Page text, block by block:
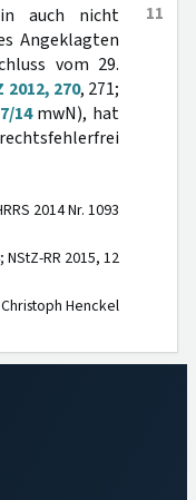
11
auch nicht
Angeklagten
vom 29.
2012, 270, 271;
14mwN), hat
2014 Nr. 1093
NStZ-RR 2015, 12
Henckel